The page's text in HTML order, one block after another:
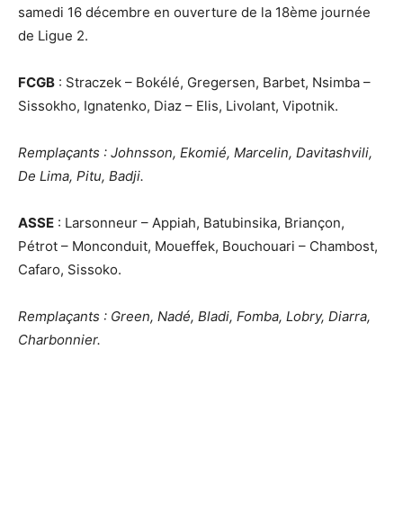
samedi 16 décembre en ouverture de la 18ème journée
de Ligue 2.
FCGB : Straczek – Bokélé, Gregersen, Barbet, Nsimba –
Sissokho, Ignatenko, Diaz – Elis, Livolant, Vipotnik.
Remplaçants : Johnsson, Ekomié, Marcelin, Davitashvili,
De Lima, Pitu, Badji.
ASSE : Larsonneur – Appiah, Batubinsika, Briançon,
Pétrot – Monconduit, Moueffek, Bouchouari – Chambost,
Cafaro, Sissoko.
Remplaçants : Green, Nadé, Bladi, Fomba, Lobry, Diarra,
Charbonnier.